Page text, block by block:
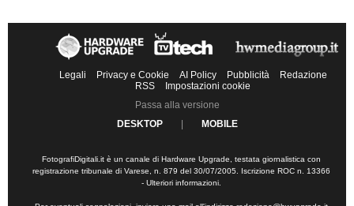
Legali Privacy e Cookie AI Policy Pubblicità
Redazione
RSS
Impostazioni cookie
Passa alla versione
DESKTOP
| MOBILE
FotografiDigitali.it è un canale di Hardware Upgrade, testata giornalistica con
registrazione tribunale di Varese, n. 879 del 30/07/2005. Iscrizione ROC n. 13366
- Ulteriori informazioni.